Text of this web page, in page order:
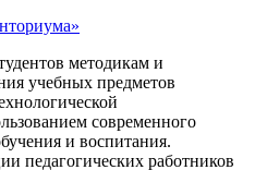
методикам и
учебных предметов
современного
и воспитания.
педагогических работников